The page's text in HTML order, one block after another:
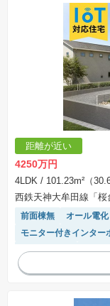
距離が近い
4250万円
4LDK / 101.23m²（
西鉄天神大牟田線「桜
前面棟無 オール電化
モニター付きインター
対面キッチン
浴室
キッチン収納が多い